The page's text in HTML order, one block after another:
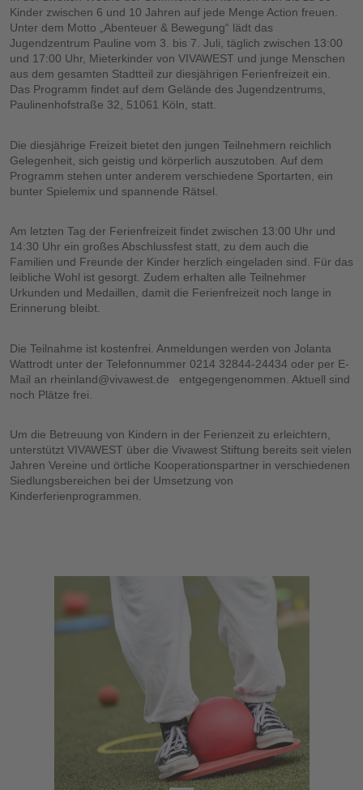
Kinder zwischen 6 und 10 Jahren auf jede Menge Action freuen.
Unter dem Motto „Abenteuer & Bewegung“ lädt das
Jugendzentrum Pauline vom 3. bis 7. Juli, täglich zwischen 13:00
und 17:00 Uhr, Mieterkinder von VIVAWEST und junge Menschen
aus dem gesamten Stadtteil zur diesjährigen Ferienfreizeit ein.
Das Programm findet auf dem Gelände des Jugendzentrums,
Paulinenhofstraße 32, 51061 Köln, statt.
Die diesjährige Freizeit bietet den jungen Teilnehmern reichlich
Gelegenheit, sich geistig und körperlich auszutoben. Auf dem
Programm stehen unter anderem verschiedene Sportarten, ein
bunter Spielemix und spannende Rätsel.
Am letzten Tag der Ferienfreizeit findet zwischen 13:00 Uhr und
14:30 Uhr ein großes Abschlussfest statt, zu dem auch die
Familien und Freunde der Kinder herzlich eingeladen sind. Für das
leibliche Wohl ist gesorgt. Zudem erhalten alle Teilnehmer
Urkunden und Medaillen, damit die Ferienfreizeit noch lange in
Erinnerung bleibt.
Die Teilnahme ist kostenfrei. Anmeldungen werden von Jolanta
Wattrodt unter der Telefonnummer 0214 32844-24434 oder per E-
Mail an rheinland@vivawest.de entgegengenommen. Aktuell sind
noch Plätze frei.
Um die Betreuung von Kindern in der Ferienzeit zu erleichtern,
unterstützt VIVAWEST über die Vivawest Stiftung bereits seit vielen
Jahren Vereine und örtliche Kooperationspartner in verschiedenen
Siedlungsbereichen bei der Umsetzung von
Kinderferienprogrammen.